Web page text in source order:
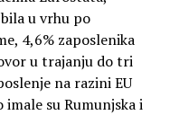
u vrhu po
4,6% zaposlenika
u trajanju do tri
na razini EU
su Rumunjska i